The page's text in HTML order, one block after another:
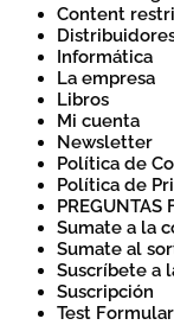
Content
Informática
La empresa
Libros
Mi cuenta
Newsletter
Política de
Política de
PREGUNTAS
Sumate a la
Sumate al
Suscríbete a
Suscripción
Test